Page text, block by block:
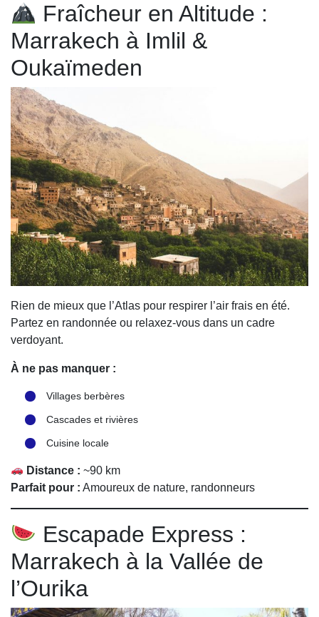
Fraîcheur en Altitude :
Marrakech à Imlil &
Oukaïmeden
Rien de mieux que l’Atlas pour respirer l’air frais en été.
Partez en randonnée ou relaxez-vous dans un cadre
verdoyant.
À ne pas manquer :
Villages berbères
Cascades et rivières
Cuisine locale
Distance : ~90 km
Parfait pour : Amoureux de nature, randonneurs
Escapade Express :
Marrakech à la Vallée de
l’Ourika